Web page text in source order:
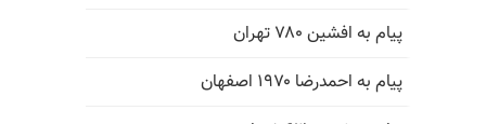
پیام به افشین ۷۸۰ تهران
پیام به احمدرضا ۱۹۷۰ اصفهان